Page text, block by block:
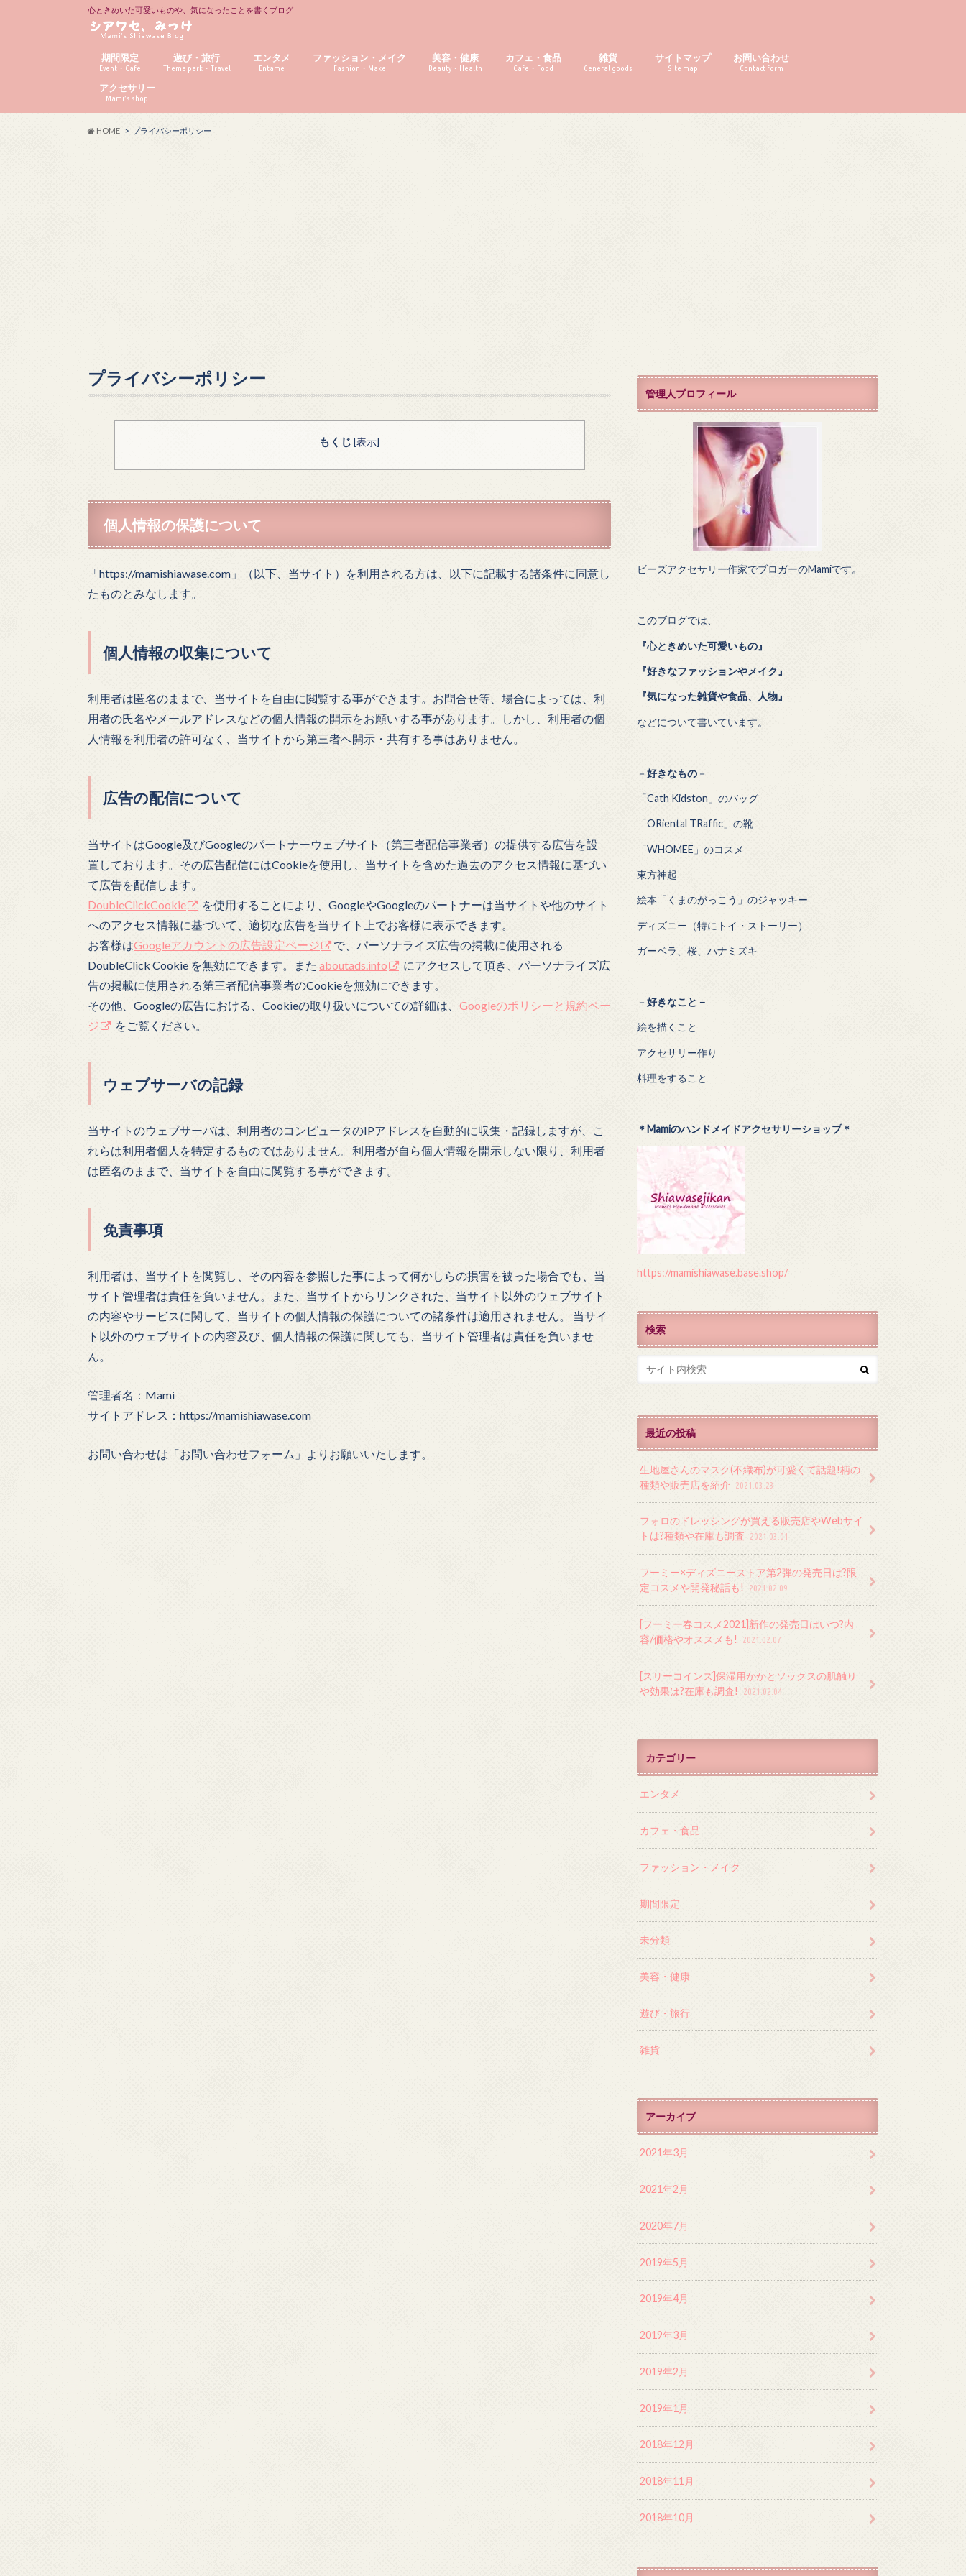
心ときめいた可愛いものや、気になったことを書くブログ
期間限定
Event・Cafe
遊び・旅行
Theme park・Travel
エンタメ
Entame
ファッション・メイク
Fashion・Make
美容・健康
Beauty・Health
カフェ・食品
Cafe・Food
雑貨
General goods
サイトマップ
Site map
お問い合わせ
Contact form
アクセサリー
Mami’s shop
HOME プライバシーポリシー
プライバシーポリシー
もくじ [表示]
個人情報の保護について
「https://mamishiawase.com」（以下、当サイト）を利用される方は、以下に記載する諸条件に同意し
たものとみなします。
個人情報の収集について
利用者は匿名のままで、当サイトを自由に閲覧する事ができます。お問合せ等、場合によっては、利
用者の氏名やメールアドレスなどの個人情報の開示をお願いする事があります。しかし、利用者の個
人情報を利用者の許可なく、当サイトから第三者へ開示・共有する事はありません。
広告の配信について
当サイトはGoogle及びGoogleのパートナーウェブサイト（第三者配信事業者）の提供する広告を設
置しております。その広告配信にはCookieを使用し、当サイトを含めた過去のアクセス情報に基づい
て広告を配信します。
DoubleClickCookie
を使用することにより、GoogleやGoogleのパートナーは当サイトや他のサイト
へのアクセス情報に基づいて、適切な広告を当サイト上でお客様に表示できます。
お客様はGoogleアカウントの広告設定ページ
で、パーソナライズ広告の掲載に使用される
DoubleClick Cookie を無効にできます。また aboutads.info
にアクセスして頂き、パーソナライズ広
告の掲載に使用される第三者配信事業者のCookieを無効にできます。
その他、Googleの広告における、Cookieの取り扱いについての詳細は、 Googleのポリシーと規約ペー
ジ
をご覧ください。
ウェブサーバの記録
当サイトのウェブサーバは、利用者のコンピュータのIPアドレスを自動的に収集・記録しますが、こ
れらは利用者個人を特定するものではありません。利用者が自ら個人情報を開示しない限り、利用者
は匿名のままで、当サイトを自由に閲覧する事ができます。
免責事項
利用者は、当サイトを閲覧し、その内容を参照した事によって何かしらの損害を被った場合でも、当
サイト管理者は責任を負いません。また、当サイトからリンクされた、当サイト以外のウェブサイト
の内容やサービスに関して、当サイトの個人情報の保護についての諸条件は適用されません。 当サイ
ト以外のウェブサイトの内容及び、個人情報の保護に関しても、当サイト管理者は責任を負いませ
ん。
管理者名：Mami
サイトアドレス：https://mamishiawase.com
お問い合わせは「お問い合わせフォーム」よりお願いいたします。
管理人プロフィール
ビーズアクセサリー作家でブロガーのMamiです。
このブログでは、
『心ときめいた可愛いもの』
『好きなファッションやメイク』
『気になった雑貨や食品、人物』
などについて書いています。
－ 好きなもの －
「Cath Kidston」のバッグ
「ORiental TRaffic」の靴
「WHOMEE」のコスメ
東方神起
絵本「くまのがっこう」のジャッキー
ディズニー（特にトイ・ストーリー）
ガーベラ、桜、ハナミズキ
－ 好きなこと－
絵を描くこと
アクセサリー作り
料理をすること
＊Mamiのハンドメイドアクセサリーショップ＊
https://mamishiawase.base.shop/
検索
最近の投稿
生地屋さんのマスク(不織布)が可愛くて話題!柄の
種類や販売店を紹介
2021.03.23
フォロのドレッシングが買える販売店やWebサイ
トは?種類や在庫も調査
2021.03.01
フーミー×ディズニーストア第2弾の発売日は?限
定コスメや開発秘話も!
2021.02.09
[フーミー春コスメ2021]新作の発売日はいつ?内
容/価格やオススメも!
2021.02.07
[スリーコインズ]保湿用かかとソックスの肌触り
や効果は?在庫も調査!
2021.02.04
カテゴリー
エンタメ
カフェ・食品
ファッション・メイク
期間限定
未分類
美容・健康
遊び・旅行
雑貨
アーカイブ
2021年3月
2021年2月
2020年7月
2019年5月
2019年4月
2019年3月
2019年2月
2019年1月
2018年12月
2018年11月
2018年10月